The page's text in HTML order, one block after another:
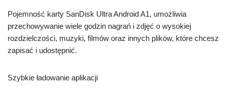
Pojemność karty SanDisk Ultra Android A1, umożliwia
przechowywanie wiele godzin nagrań i zdjęć o wysokiej
rozdzielczości, muzyki, filmów oraz innych plików, które chcesz
zapisać i udostępnić.
Szybkie ładowanie aplikacji